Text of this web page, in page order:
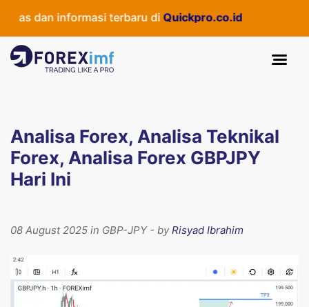
dan informasi terbaru diQuickpro.co.id
Analisa Forex, Analisa Teknikal
Forex, Analisa Forex GBPJPY
Hari Ini
08 August 2025 in GBP-JPY - byRisyad Ibrahim